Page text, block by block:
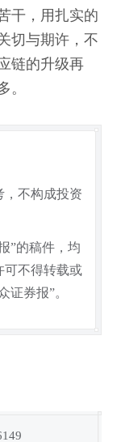
干，用扎实的
切与期许，不
链的升级再
。
，不构成投资
”的稿件，均
可不得转载或
证券报”。